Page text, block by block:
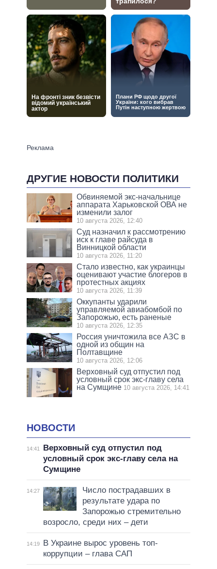
ДРУГИЕ НОВОСТИ ПОЛИТИКИ
Обвиняемой экс-начальнице
аппарата Харьковской ОВА не
изменили залог
10 августа 2026, 12:40
Суд назначил к рассмотрению
иск к главе райсуда в
Винницкой области
10 августа 2026, 11:20
Стало известно, как украинцы
оценивают участие блогеров в
протестных акциях
10 августа 2026, 11:39
Оккупанты ударили
управляемой авиабомбой по
Запорожью, есть раненые
10 августа 2026, 12:35
Россия уничтожила все АЗС в
одной из общин на
Полтавщине
10 августа 2026, 12:06
Верховный суд отпустил под
условный срок экс-главу села
на Сумщине 10 августа 2026, 14:41
НОВОСТИ
14:41
Верховный суд отпустил под
условный срок экс-главу села на
Сумщине
14:27
Число пострадавших в
результате удара по
Запорожью стремительно
возросло, среди них – дети
14:19
В Украине вырос уровень топ-
коррупции – глава САП